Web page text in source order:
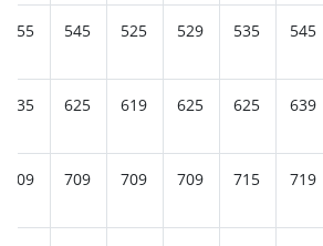
555 545 525 529 535 545
635 625 619 625 625 639
709 709 709 709 715 719